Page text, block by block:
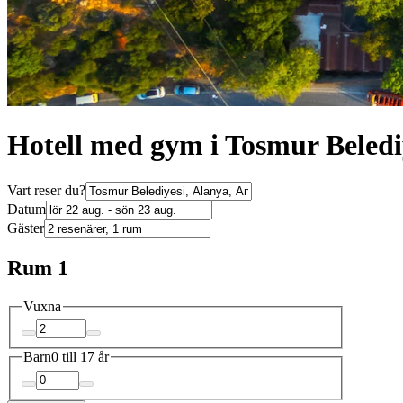
Hotell med gym i Tosmur
Vart reser du?
Datum
Gäster
Rum 1
Vuxna
Barn0 till 17 år